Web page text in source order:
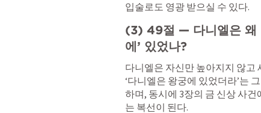
입술로도 영광 받으실 수 있다.
(3) 49절 — 다니엘은 왜
에’ 있었나?
다니엘은 자신만 높아지지 않고
‘다니엘은 왕궁에 있었더라’는
하며, 동시에 3장의 금 신상 사
는 복선이 된다.